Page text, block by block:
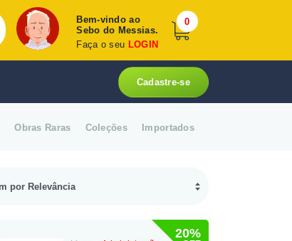
Bem-vindo ao
Sebo do Messias.
Faça o seu LOGIN
0
Cadastre-se
Obras Raras Coleções Importados
20%